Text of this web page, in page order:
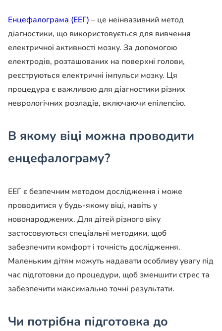
Енцефалограма (ЕЕГ) – це неінвазивний метод
діагностики, що використовується для вивчення
електричної активності мозку. За допомогою
електродів, розташованих на поверхні голови,
реєструються електричні імпульси мозку. Ця
процедура є важливою для діагностики різних
неврологічних розладів, включаючи епілепсію.
В якому віці можна проводити
енцефалограму?
ЕЕГ є безпечним методом дослідження і може
проводитися у будь-якому віці, навіть у
новонароджених. Для дітей різного віку
застосовуються спеціальні методики, щоб
забезпечити комфорт і точність дослідження.
Маленьким дітям можуть надавати особливу увагу під
час підготовки до процедури, щоб зменшити стрес та
забезпечити максимально точні результати.
Чи потрібна підготовка до